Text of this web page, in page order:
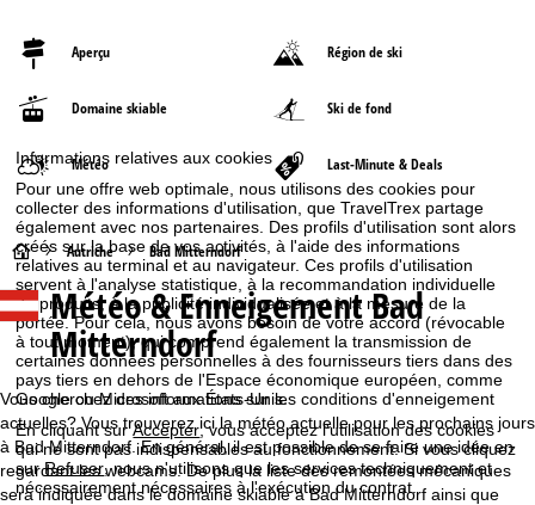
Informations relatives aux cookies
Pour une offre web optimale, nous utilisons des cookies pour
collecter des informations d'utilisation, que TravelTrex partage
également avec nos partenaires. Des profils d'utilisation sont alors
créés sur la base de vos activités, à l'aide des informations
relatives au terminal et au navigateur. Ces profils d'utilisation
servent à l'analyse statistique, à la recommandation individuelle
de produits, à la publicité individualisée et à la mesure de la
portée. Pour cela, nous avons besoin de votre accord (révocable
à tout moment), qui comprend également la transmission de
certaines données personnelles à des fournisseurs tiers dans des
pays tiers en dehors de l'Espace économique européen, comme
Google ou Microsoft aux États-Unis.
En cliquant surAccepter, vous acceptez l'utilisation des cookies
qui ne sont pas indispensables au fonctionnement. Si vous cliquez
surRefuser, nous n'utilisons que les services techniquement et
nécessairement nécessaires à l'exécution du contrat.
Aperçu Région de ski
Domaine skiable Ski de fond
Météo Last-Minute & Deals
P
a
g
e
d
'
Autriche Bad Mitterndorf
Météo & Enneigement Bad
Mitterndorf
Vous cherchez des informations sur les conditions d'enneigement
actuelles? Vous trouverez ici la météo actuelle pour les prochains jours
à Bad Mitterndorf. En général, il est possible de se faire une idée en
regardant les webcams. De plus la liste des remontées mécaniques
sera indiquée dans le domaine skiable à Bad Mitterndorf ainsi que